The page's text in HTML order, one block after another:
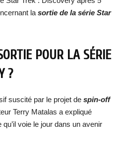
la sortie de la série Star
POUR LA SÉRIE
?
suscité par le projet de spin-off
Terry Matalas a expliqué
voie le jour dans un avenir